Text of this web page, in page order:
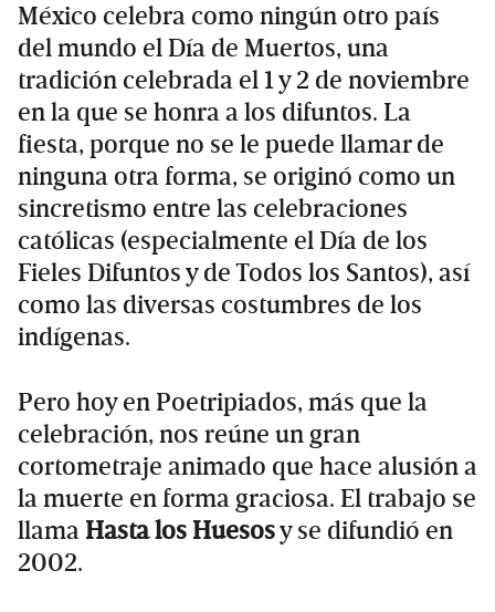
México celebra como ningún otro país
del mundo el Día de Muertos, una
tradición celebrada el 1 y 2 de noviembre
en la que se honra a los difuntos. La
fiesta, porque no se le puede llamar de
ninguna otra forma, se originó como un
sincretismo entre las celebraciones
católicas (especialmente el Día de los
Fieles Difuntos y de Todos los Santos), así
como las diversas costumbres de los
indígenas.
Pero hoy en Poetripiados, más que la
celebración, nos reúne un gran
cortometraje animado que hace alusión a
la muerte en forma graciosa. El trabajo se
llama Hasta los Huesosy se difundió en
2002.